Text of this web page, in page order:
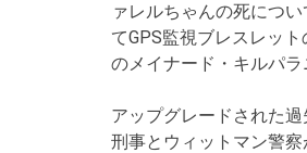
ァレルちゃんの死につ
てGPS監視ブレスレッ
のメイナード・キルパ
アップグレードされた
刑事とウィットマン警